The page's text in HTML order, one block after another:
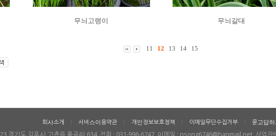
무늬고랭이 무늬갈대
11 12 13 14 15
회사소개 서비스이용약관 개인정보보호정책 이메일무단수집거부 묻고답하
경기도 김포시 고촌읍 풍곡리 634, 전화 : 031-996-6747, 이메일 : nsong6746@hanmail.net, 사업자